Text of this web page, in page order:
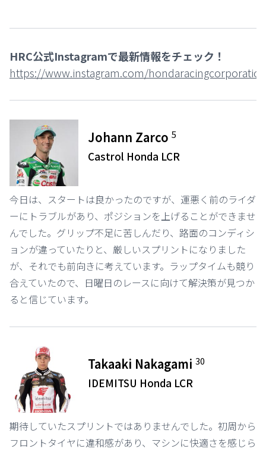
HRC公式Instagramで最新情報をチェック！
https://www.instagram.com/
Johann Zarco5
Castrol Honda LCR
今日は、スタートは良かったのですが、運悪く前のライダ
ーにトラブルがあり、ポジションを上げることができませ
んでした。グリップ不足に苦しんだり、路面のコンディシ
ョンが違っていたりと、厳しいスプリントになりました
が、それでも前向きに考えています。ラップタイムも競り
合えていたので、日曜日のレースに向けて解決策が見つか
ると信じています。
Takaaki Nakagami30
IDEMITSU Honda LCR
期待していたスプリントではありませんでした。初周から
フロントタイヤに違和感があり、マシンに快適さを感じら